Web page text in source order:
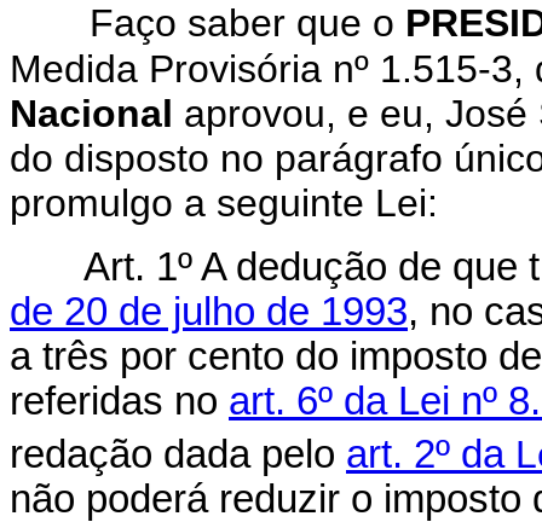
Faço saber que o
Medida Provisória nº 1.515-
Nacional aprovou, e eu,
do disposto no parágrafo
promulgo a seguinte Lei:
Art. 1º A dedução de que
de 20 de julho de 1993, no
a três por cento do imposto
referidas no art. 6º da Lei nº
redação dada pelo art. 2º da
não poderá reduzir o